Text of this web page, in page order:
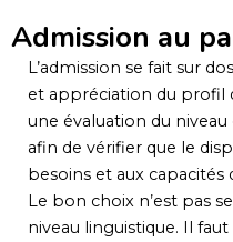
Admission au
L’admission se fait sur
et appréciation du profil
une évaluation du
afin de vérifier que le
besoins et aux capacités
Le bon choix n’est pas
niveau linguistique. Il